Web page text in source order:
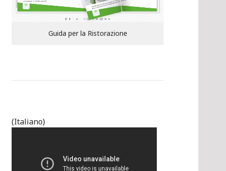
Guida per la Ristorazione
(Italiano)